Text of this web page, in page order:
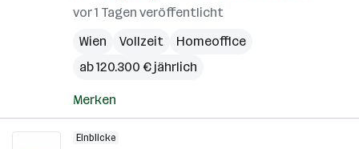
vor 1 Tagen veröffentlicht
Wien
Vollzeit
Homeoffice
ab 120.300 € jährlich
Merken
Einblicke